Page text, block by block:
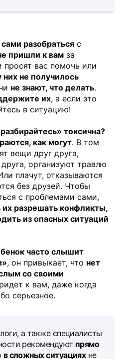
разобраться с
пришли к вам за
вас помочь или
них не получилось
не знают, что делать.
их, а если это
в ситуацию!
токсична?
как могут. В том
вещи друг друга,
организуют травлю
плачут, отказываются
без друзей. Чтобы
с проблемами сами,
разрешать конфликты,
из опасных ситуаций
часто слышит
, он привыкает, что нет
со своими
к вам, даже когда
серьезное.
а также специалисты
рекомендуют прямо
в сложных ситуацияхне